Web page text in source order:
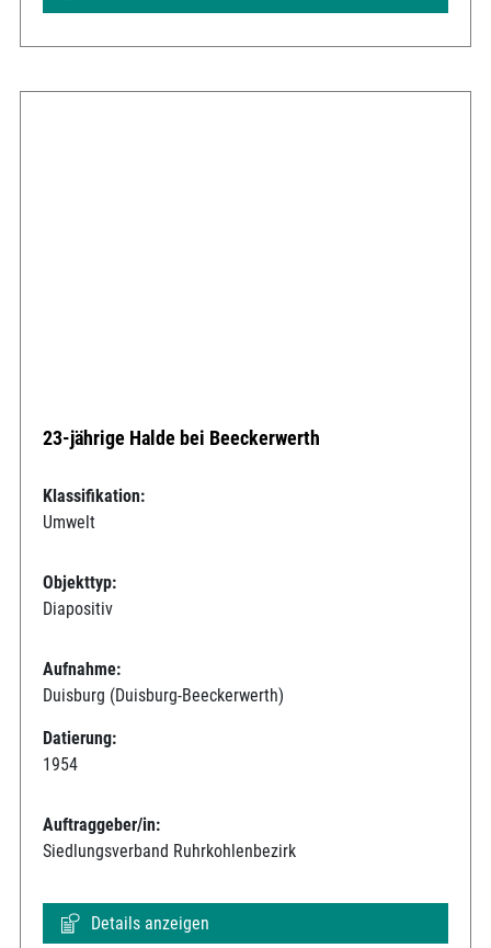
23-jährige Halde bei Beeckerwerth
Klassifikation:
Umwelt
Objekttyp:
Diapositiv
Aufnahme:
Duisburg (Duisburg-Beeckerwerth)
Datierung:
1954
Auftraggeber/in:
Siedlungsverband Ruhrkohlenbezirk
Details anzeigen